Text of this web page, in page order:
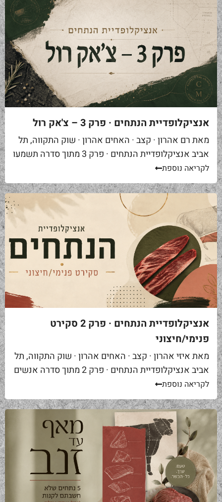
אנציקלופדיית הנתחים · פרק 3 – צ'אק רול
מאת רם אהרון · קצב · האחים אהרון · שוק התקווה, תל
אביב אנציקלופדיית הנתחים · פרק 3 מתוך סדרה תשמעו
סיפור. אתם באים לאחת ממסעדות הבשר הטובות...
לקריאה נוספת
אנציקלופדיית הנתחים · פרק 2 סקירט
פנימי/חיצוני
מאת איזי אהרון · קצב · האחים אהרון · שוק התקווה, תל
אביב אנציקלופדיית הנתחים · פרק 2 מתוך סדרה אנשים
באים אליי בקצביה ומבקשים "סקירט". שאלה ראשונה...
לקריאה נוספת